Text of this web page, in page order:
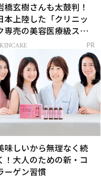
橋玄樹さんも太鼓判！
本上陸した「クリニッ
専売の美容医療級スキ
ケア」
PR
味しいから無理なく続
！大人のための新・コ
ーゲン習慣